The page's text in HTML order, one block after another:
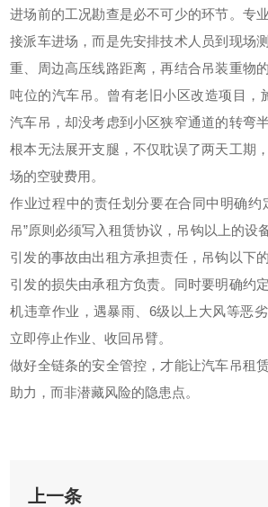
进场前的工况勘查是必不可少的环节。专
接派车进场，而是先安排技术人员到现场
重、周边高压线路距离，再结合吊装重物
吨位的汽车吊。曾有老旧小区改造项目，
汽车吊，却没考虑到小区狭窄通道的转弯
根本无法展开支腿，不仅耽误了两天工期
场的空驶费用。
作业过程中的责任划分要在合同中明确约
吊”原则必须写入租赁协议，吊钩以上的设
引发的事故由出租方承担责任，吊钩以下
引发的损失由承租方负责。同时要明确约
机违章作业，遇暴雨、6级以上大风等恶
立即停止作业、收回吊臂。
做好全链条的安全管控，才能让汽车吊租
助力，而非潜藏风险的隐患点。
上一条